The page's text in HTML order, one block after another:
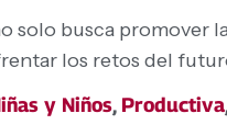
solo busca
los retos del
y Niños, Productiva